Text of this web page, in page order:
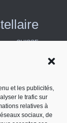
et les publicités,
le trafic sur
relatives à
sociaux, de
SUISSE
contrats